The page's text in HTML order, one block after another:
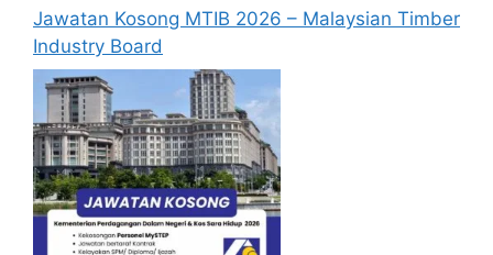
Jawatan Kosong MTIB 2026 – Malaysian Timber
Industry Board